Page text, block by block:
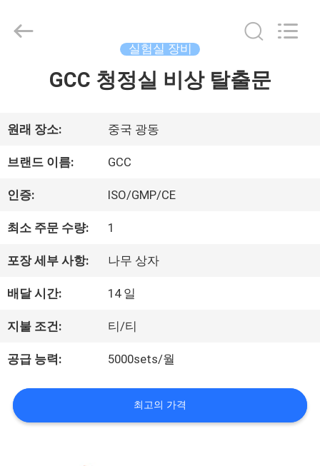
제
품
비
디
오
우
리
에
Rights
Reserved.
실험실 장비
GCC 청정실 비상 탈출문
원래 장소: 중국 광동
브랜드 이름: GCC
인증: ISO/GMP/CE
최소 주문 수량: 1
포장 세부 사항: 나무 상자
배달 시간: 14 일
지불 조건: 티/티
공급 능력: 5000sets/월
최고의 가격